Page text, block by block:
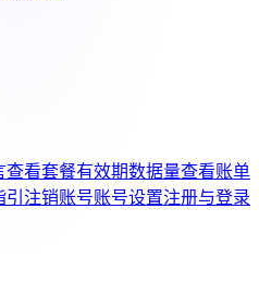
查看套餐有效期数据量查看账单
引注销账号账号设置注册与登录